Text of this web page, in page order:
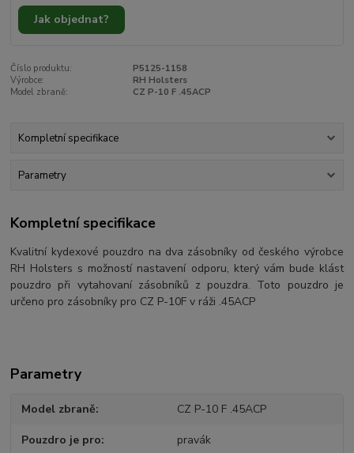
Jak objednat?
Číslo produktu:
P5125-1158
Výrobce:
RH Holsters
Model zbraně:
CZ P-10 F .45ACP
Kompletní specifikace
Parametry
Kompletní specifikace
Kvalitní kydexové pouzdro na dva zásobníky od českého výrobce
RH Holsters s možností nastavení odporu, který vám bude klást
pouzdro při vytahovaní zásobníků z pouzdra. Toto pouzdro je
určeno pro zásobníky pro CZ P-10F v ráži .45ACP
Parametry
Model zbraně CZ P-10 F .45ACP
Pouzdro je pro pravák